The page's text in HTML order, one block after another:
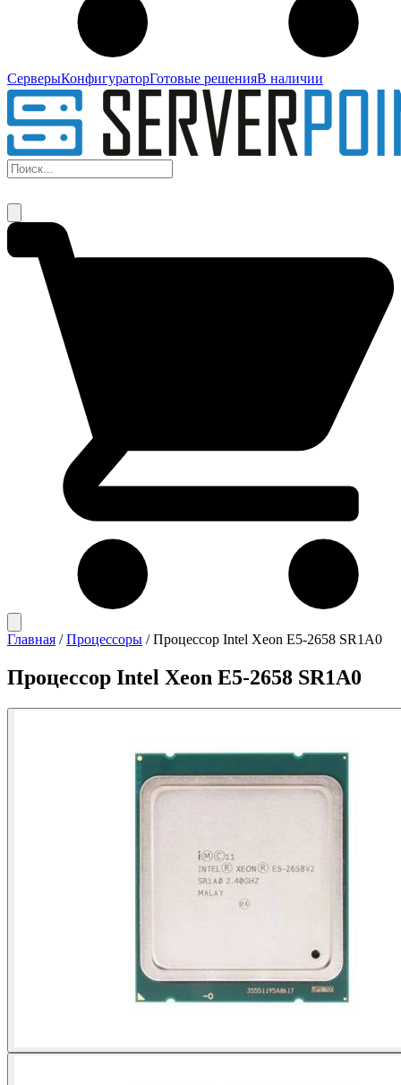
СерверыКонфигураторГотовые решенияВ наличии
Главная / Процессоры / Процессор Intel Xeon E5-2658 SR1A0
Процессор Intel Xeon E5-2658 SR1A0